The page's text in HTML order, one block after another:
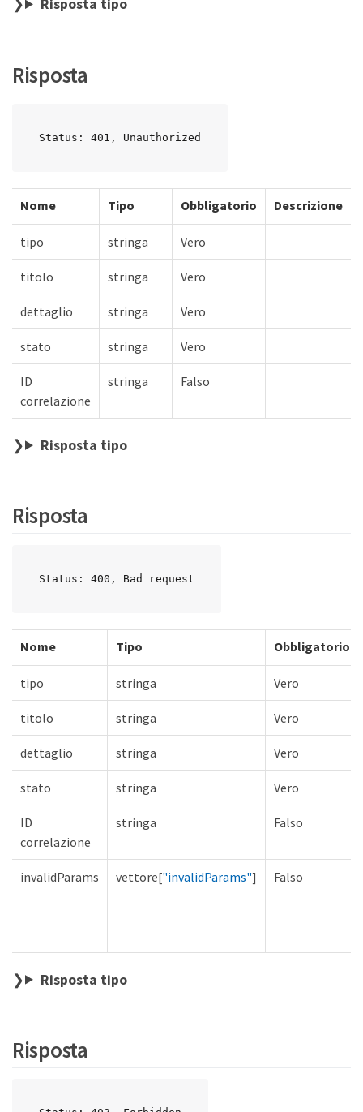
Risposta tipo
Risposta
Status: 401, Unauthorized
Nome Tipo Obbligatorio Descrizione
tipo stringa Vero
titolo stringa Vero
dettaglio stringa Vero
stato stringa Vero
ID
correlazione
stringa Falso
Risposta tipo
Risposta
Status: 400, Bad request
Nome Tipo Obbligatorio
tipo stringa Vero
titolo stringa Vero
dettaglio stringa Vero
stato stringa Vero
ID
correlazione
stringa Falso
invalidParams vettore["invalidParams"] Falso
Risposta tipo
Risposta